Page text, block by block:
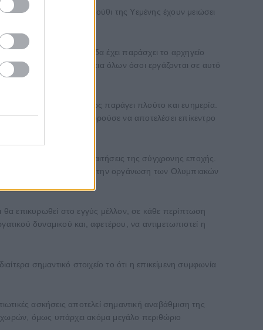
τα χτυπήματα των Χούθι της Υεμένης έχουν μειώσει
δηλώνει. Η Ελλάδα έχει παράσχει το αρχηγείο
και την ασφάλεια όλων όσοι εργάζονται σε αυτό
σημαντικό, καθώς παράγει πλούτο και ευημερία.
στην G20 και θα μπορούσε να αποτελέσει επίκεντρο
στις απαιτήσεις της σύγχρονης εποχής.
την υποψηφιότητα για την οργάνωση των Ολυμπιακών
θα επικυρωθεί στο εγγύς μέλλον, σε κάθε περίπτωση
δυναμικού και, αφετέρου, να αντιμετωπιστεί η
σημαντικό στοιχείο το ότι η επικείμενη συμφωνία
ασκήσεις αποτελεί σημαντική αναβάθμιση της
όμως υπάρχει ακόμα μεγάλο περιθώριο